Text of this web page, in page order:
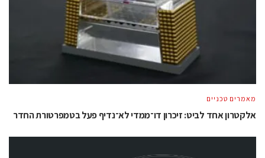
מאמרים טכניים
אלקטרון אחד לביט: זיכרון דו־ממדי לא־נדיף פעל בטמפרטורת החדר